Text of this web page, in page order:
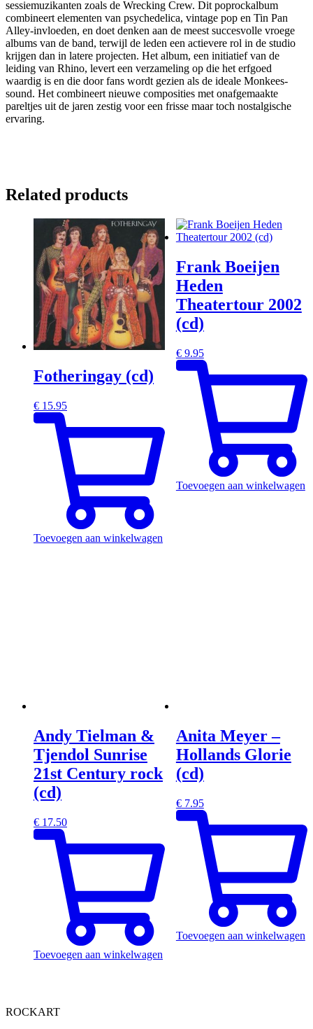
sessiemuzikanten zoals de Wrecking Crew. Dit poprockalbum
combineert elementen van psychedelica, vintage pop en Tin Pan
Alley-invloeden, en doet denken aan de meest succesvolle vroege
albums van de band, terwijl de leden een actievere rol in de studio
krijgen dan in latere projecten. Het album, een initiatief van de
leiding van Rhino, levert een verzameling op die het erfgoed
waardig is en die door fans wordt gezien als de ideale Monkees-
sound. Het combineert nieuwe composities met onafgemaakte
pareltjes uit de jaren zestig voor een frisse maar toch nostalgische
ervaring.
Related products
Fotheringay (cd)
€ 15.95
Toevoegen aan winkelwagen
Frank Boeijen
Heden
Theatertour 2002
(cd)
€9.95
Toevoegen aan winkelwagen
Andy Tielman &
Tjendol Sunrise
21st Century rock
(cd)
€ 17.50
Toevoegen aan winkelwagen
Anita Meyer –
Hollands Glorie
(cd)
€7.95
Toevoegen aan winkelwagen
ROCKART